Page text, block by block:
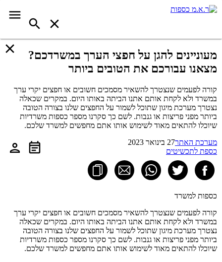
מעוניינים להגן על חפצי הערך במשרדכם?
מצאנו עבורכם את הטובים ביותר
קורה לפעמים שנצטרך להשאיר מסמכים חשובים או חפצים יקרי ערך
במשרד ולא לקחת אותם אתנו הביתה באותו היום. במקרים שכאלה
נצטרך מערכת מיגון שתוכל לשמור על החפצים שלנו בצורה הטובה
ביותר מפני פריצות או גנבות. לשם כך סקרנו מספר כספות משרדיות
שיוכלו להתאים מאוד לשימוש אותו אתם מחפשים למשרד שלכם.
מערכת האתר27 בינואר 2023
כספת לתכשיטים
כספות למשרד
קורה לפעמים שנצטרך להשאיר מסמכים חשובים או חפצים יקרי ערך
במשרד ולא לקחת אותם אתנו הביתה באותו היום. במקרים שכאלה
נצטרך מערכת מיגון שתוכל לשמור על החפצים שלנו בצורה הטובה
ביותר מפני פריצות או גנבות. לשם כך סקרנו מספר כספות משרדיות
שיוכלו להתאים מאוד לשימוש אותו אתם מחפשים למשרד שלכם.